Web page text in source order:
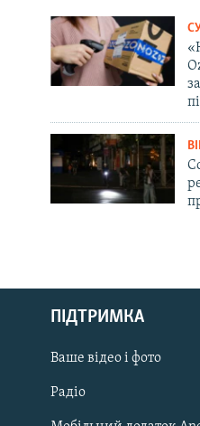
Русский
Qırımtatar
ДОЛУЧАЙСЯ!
ПІДТРИМКА
Ваше відео і фото
Радіо